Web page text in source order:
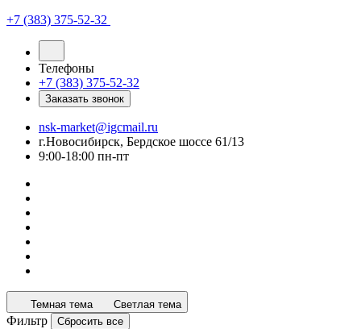
+7 (383) 375-52-32
Телефоны
+7 (383) 375-52-32
Заказать звонок
nsk-market@igcmail.ru
г.Новосибирск, Бердское шоссе 61/13
9:00-18:00 пн-пт
Темная тема Светлая тема
Фильтр Сбросить все